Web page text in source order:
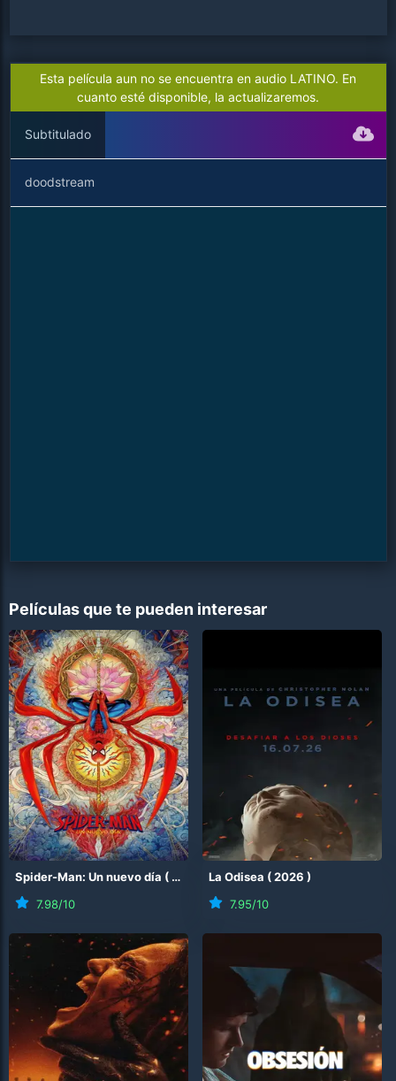
Esta película aun no se encuentra en audio LATINO. En
cuanto esté disponible, la actualizaremos.
Subtitulado
doodstream
Películas que te pueden interesar
Spider-Man: Un nuevo día ( 2026
7.98/10
La Odisea (2026 )
7.95/10